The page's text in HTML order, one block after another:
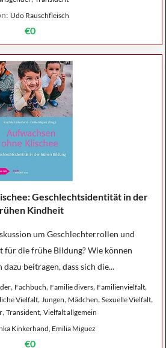
Udo Rauschfleisch
€0
Geschlechtsidentität in der
Kindheit
um Geschlechterrollen und
für die frühe Bildung? Wie können
dazu beitragen, dass sich die...
, Fachbuch, Familie divers, Familienvielfalt,
Vielfalt, Jungen, Mädchen, Sexuelle Vielfalt,
, Transident, Vielfalt allgemein
Kinkerhand, Emilia Miguez
€0